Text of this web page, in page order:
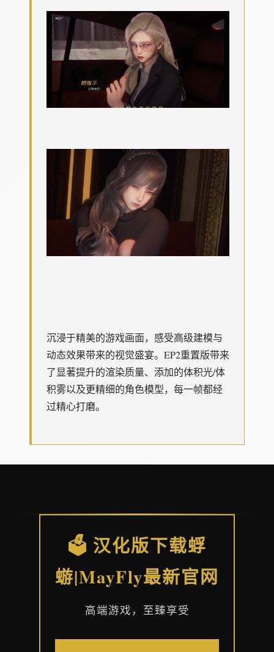
沉浸于精美的游戏画面，感受高级建模与
动态效果带来的视觉盛宴。EP2重置版带来
了显著提升的渲染质量、添加的体积光/体
积雾以及更精细的角色模型，每一帧都经
过精心打磨。
🗳️ 汉化版下载蜉
蝣|MayFly最新官网
高端游戏，至臻享受